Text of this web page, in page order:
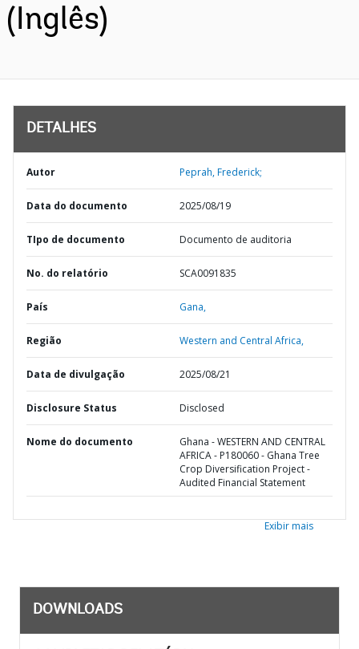
(Inglês)
DETALHES
Autor Peprah, Frederick;
Data do documento 2025/08/19
TIpo de documento Documento de auditoria
No. do relatório SCA0091835
País Gana,
Região Western and Central Africa,
Data de divulgação 2025/08/21
Disclosure Status Disclosed
Nome do documento
Ghana - WESTERN AND CENTRAL
AFRICA - P180060 - Ghana Tree
Crop Diversification Project -
Audited Financial Statement
Exibir mais
DOWNLOADS